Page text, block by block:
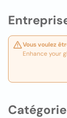
Vous voulez
Enhance your